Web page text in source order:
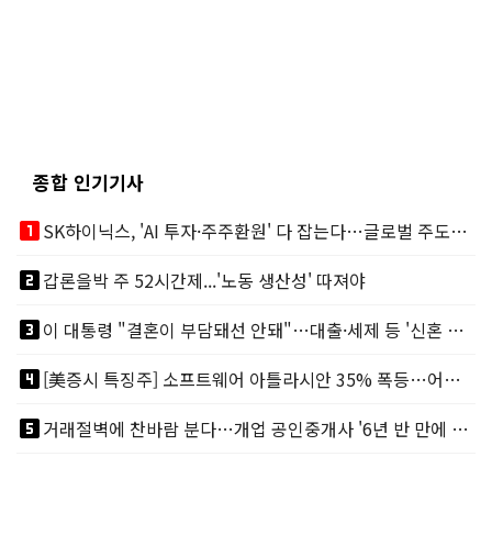
종합 인기기사
looks_one
SK하이닉스, 'AI 투자·주주환원' 다 잡는다…글로벌 주도권 굳히기
looks_two갑론을박 주 52시간제...'노동 생산성' 따져야
looks_3
이 대통령 "결혼이 부담돼선 안돼"…대출·세제 등 '신혼 걸림돌' 제거
looks_4
[美증시 특징주] 소프트웨어 아틀라시안 35% 폭등…어닝서프, 투자의견 줄줄이 상향
looks_5
거래절벽에 찬바람 분다…개업 공인중개사 '6년 반 만에 최저'